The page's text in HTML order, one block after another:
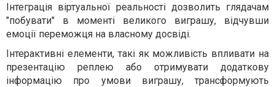
Інтеграція віртуальної реальності дозволить глядачам
"побувати" в моменті великого виграшу, відчувши
емоції переможця на власному досвіді.
Інтерактивні елементи, такі як можливість впливати на
презентацію реплею або отримувати додаткову
інформацію про умови виграшу, трансформують